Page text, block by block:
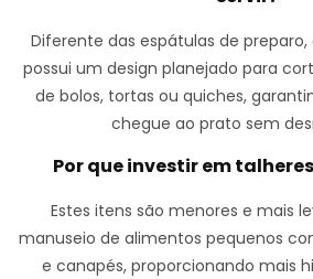
Diferente das espátulas de
possui um design planejado para
de bolos, tortas ou quiches,
chegue ao prato sem
Por que investir em
Estes itens são menores e mais
manuseio de alimentos pequenos
e canapés, proporcionando mais